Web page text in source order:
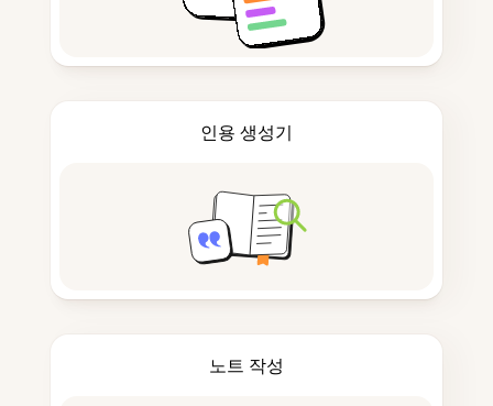
인용 생성기
노트 작성